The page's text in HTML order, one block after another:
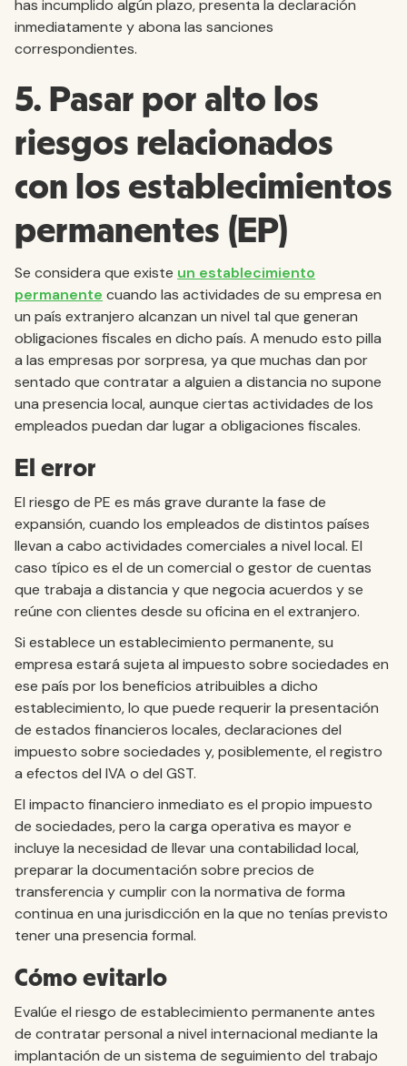
has incumplido algún plazo, presenta la declaración
inmediatamente y abona las sanciones
correspondientes.
5. Pasar por alto los
riesgos relacionados
con los establecimientos
permanentes (EP)
Se considera que existe un establecimiento
permanente cuando las actividades de su empresa en
un país extranjero alcanzan un nivel tal que generan
obligaciones fiscales en dicho país. A menudo esto pilla
a las empresas por sorpresa, ya que muchas dan por
sentado que contratar a alguien a distancia no supone
una presencia local, aunque ciertas actividades de los
empleados puedan dar lugar a obligaciones fiscales.
El error
El riesgo de PE es más grave durante la fase de
expansión, cuando los empleados de distintos países
llevan a cabo actividades comerciales a nivel local. El
caso típico es el de un comercial o gestor de cuentas
que trabaja a distancia y que negocia acuerdos y se
reúne con clientes desde su oficina en el extranjero.
Si establece un establecimiento permanente, su
empresa estará sujeta al impuesto sobre sociedades en
ese país por los beneficios atribuibles a dicho
establecimiento, lo que puede requerir la presentación
de estados financieros locales, declaraciones del
impuesto sobre sociedades y, posiblemente, el registro
a efectos del IVA o del GST.
El impacto financiero inmediato es el propio impuesto
de sociedades, pero la carga operativa es mayor e
incluye la necesidad de llevar una contabilidad local,
preparar la documentación sobre precios de
transferencia y cumplir con la normativa de forma
continua en una jurisdicción en la que no tenías previsto
tener una presencia formal.
Cómo evitarlo
Evalúe el riesgo de establecimiento permanente antes
de contratar personal a nivel internacional mediante la
implantación de un sistema de seguimiento del trabajo